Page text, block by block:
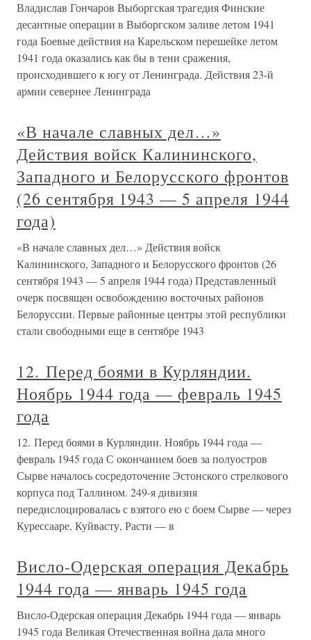
Владислав Гончаров Выборгская трагедия Финские
десантные операции в Выборгском заливе летом 1941
года Боевые действия на Карельском перешейке летом
1941 года оказались как бы в тени сражения,
происходившего к югу от Ленинграда. Действия 23-й
армии севернее Ленинграда
«В начале славных дел…»
Действия войск Калининского,
Западного и Белорусского фронтов
(26 сентября 1943 — 5 апреля 1944
года)
«В начале славных дел…» Действия войск
Калининского, Западного и Белорусского фронтов (26
сентября 1943 — 5 апреля 1944 года) Представленный
очерк посвящен освобождению восточных районов
Белоруссии. Первые районные центры этой республики
стали свободными еще в сентябре 1943
12. Перед боями в Курляндии.
Ноябрь 1944 года — февраль 1945
года
12. Перед боями в Курляндии. Ноябрь 1944 года —
февраль 1945 года С окончанием боев за полуостров
Сырве началось сосредоточение Эстонского стрелкового
корпуса под Таллином. 249-я дивизия
передислоцировалась с взятого ею с боем Сырве — через
Курессааре, Куйвасту, Расти — в
Висло-Одерская операция Декабрь
1944 года — январь 1945 года
Висло-Одерская операция Декабрь 1944 года — январь
1945 года Великая Отечественная война дала много